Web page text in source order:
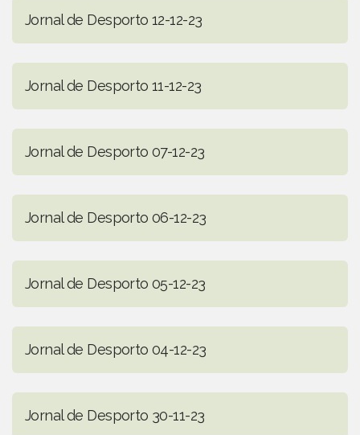
Jornal de Desporto 12-12-23
Jornal de Desporto 11-12-23
Jornal de Desporto 07-12-23
Jornal de Desporto 06-12-23
Jornal de Desporto 05-12-23
Jornal de Desporto 04-12-23
Jornal de Desporto 30-11-23